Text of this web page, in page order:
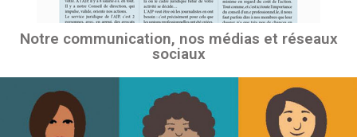
Notre communication, nos médias et réseaux
sociaux